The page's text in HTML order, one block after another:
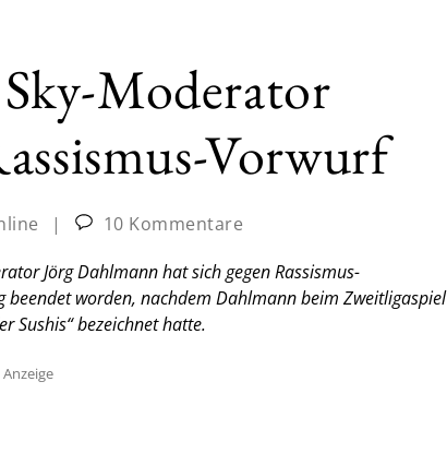
Moderator
Vorwurf
|
10 Kommentare
Jörg Dahlmann hat sich gegen Rassismus-
beendet worden, nachdem Dahlmann beim Zweitligaspiel
Sushis“ bezeichnet hatte.
Anzeige